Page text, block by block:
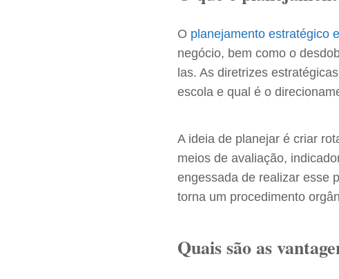
O planejamento estratégico
negócio, bem como o
las. As diretrizes
escola e qual é o
A ideia de planejar é criar
meios de avaliação,
engessada de realizar esse
torna um procedimento
Quais são as